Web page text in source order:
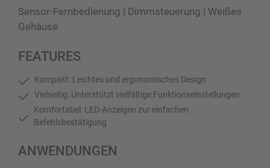
Sensor-Fernbedienung | Dimmsteuerung | Weißes
Gehäuse
FEATURES
Kompakt: Leichtes und ergonomisches Design
Vielseitig: Unterstützt vielfältige Funktionseinstellungen
Komfortabel: LED-Anzeigen zur einfachen
Befehlsbestätigung
ANWENDUNGEN